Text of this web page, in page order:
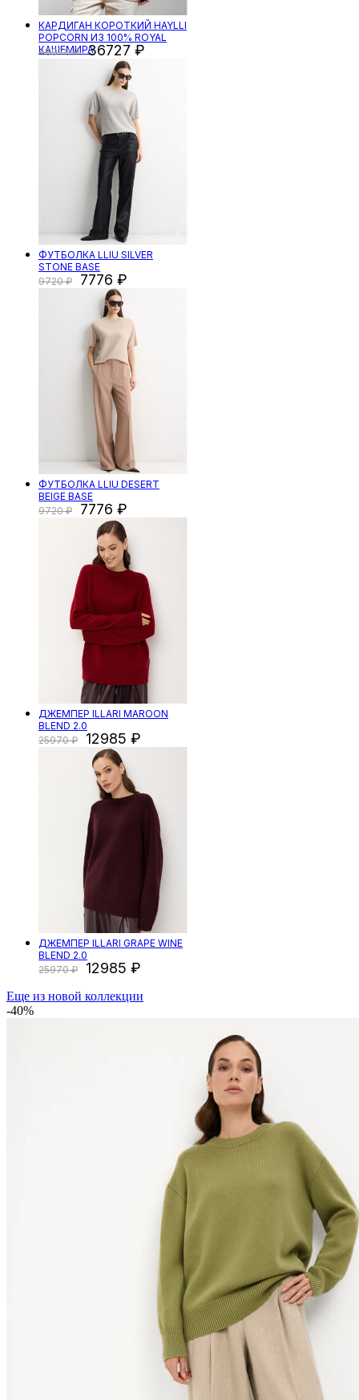
КАРДИГАН КОРОТКИЙ HAYLLI
POPCORN ИЗ 100% ROYAL
КАШЕМИРА
48970 36727
ФУТБОЛКА LLIU SILVER
STONE BASE
9720
7776
ФУТБОЛКА LLIU DESERT
BEIGE BASE
9720
7776
ДЖЕМПЕР ILLARI MAROON
BLEND 2.0
25970
12985
ДЖЕМПЕР ILLARI GRAPE WINE
BLEND 2.0
25970
12985
Еще из новой коллекции
-40%